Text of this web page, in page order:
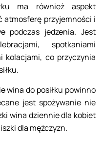
ma również aspekt
atmosferę przyjemności i
podczas jedzenia. Jest
spotkaniami
kolacjami, co przyczynia
wina do posiłku powinno
jest spożywanie nie
wina dziennie dla kobiet
dla mężczyzn.